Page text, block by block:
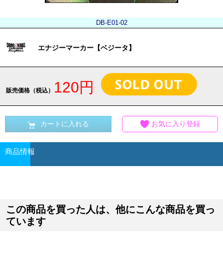
DB-E01-02
エナジーマーカー【ベジータ】
販売価格（税込） 120円
カートに入れる お気に入り登録
商品情報
この商品を買った人は、他にこんな商品を買っ
ています